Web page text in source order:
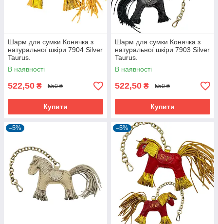
Шарм для сумки Конячка з
натуральної шкіри 7904 Silver
Taurus.
В наявності
522,50 ₴ 550 ₴
Купити
Шарм для сумки Конячка з
натуральної шкіри 7903 Silver
Taurus.
В наявності
522,50 ₴ 550 ₴
Купити
–5% –5%